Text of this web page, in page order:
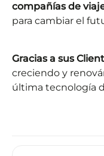
compañías de
para cambiar el
Gracias a sus
creciendo y
última tecnología